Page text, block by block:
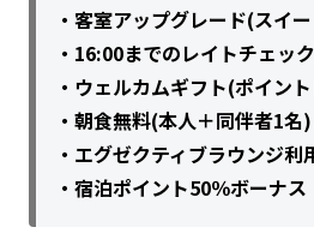
・客室アップグレード(スイ
・16:00までのレイトチェッ
・ウェルカムギフト(ポイン
・朝食無料(本人＋同伴者1名)
・エグゼクティブラウンジ
・宿泊ポイント50％ボーナス